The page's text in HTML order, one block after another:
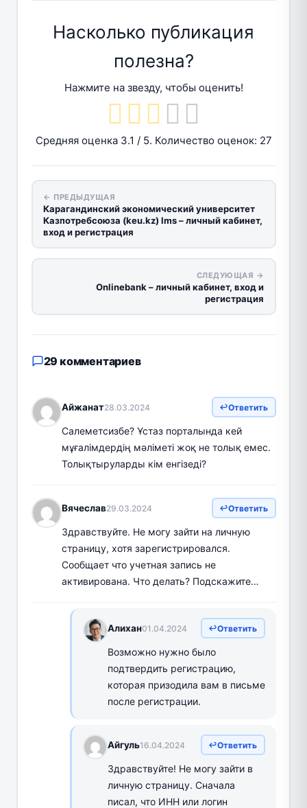
Насколько публикация
полезна?
Нажмите на звезду, чтобы оценить!
Средняя оценка 3.1 / 5. Количество оценок: 27
← ПРЕДЫДУЩАЯ
Карагандинский экономический университет
Казпотребсоюза (keu.kz) lms – личный кабинет,
вход и регистрация
СЛЕДУЮЩАЯ →
Onlinebank – личный кабинет, вход и
регистрация
29 комментариев
Айжанат28.03.2024 Ответить
Салеметсизбе? Ұстаз порталында кей
мұғалімдердің мәліметі жоқ не толық емес.
Толықтыруларды кім енгізеді?
Вячеслав29.03.2024 Ответить
Здравствуйте. Не могу зайти на личную
страницу, хотя зарегистрировался.
Сообщает что учетная запись не
активирована. Что делать? Подскажите…
Алихан01.04.2024 Ответить
Возможно нужно было
подтвердить регистрацию,
которая призодила вам в письме
после регистрации.
Айгуль16.04.2024 Ответить
Здравствуйте! Не могу зайти в
личную страницу. Сначала
писал, что ИНН или логин